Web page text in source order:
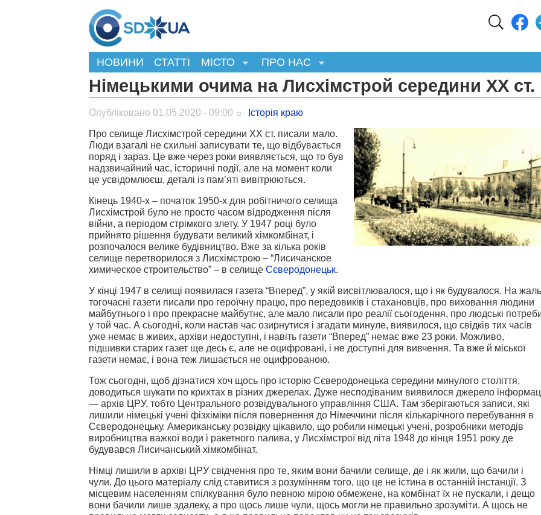
НОВИНИ СТАТТІ МІСТО ПРО НАС
Німецькими очима на Лисхімстрой середини ХХ ст.
Опубліковано 01.05.2020 - 09:00 Історія краю
Про селище Лисхімстрой середини ХХ ст. писали мало.
Люди взагалі не схильні записувати те, що відбувається
поряд і зараз. Це вже через роки виявляється, що то був
надзвичайний час, історичні події, але на момент коли
це усвідомлюєш, деталі із пам’яті вивітрюються.
Кінець 1940-х – початок 1950-х для робітничого селища
Лисхімстрой було не просто часом відродження після
війни, а періодом стрімкого злету. У 1947 році було
прийнято рішення будувати великий хімкомбінат, і
розпочалося велике будівництво. Вже за кілька років
селище перетворилося з Лисхімстрою – “Лисичанское
химическое строительство” – в селище Сєверодонецьк.
У кінці 1947 в селищі появилася газета “Вперед”, у якій висвітлювалося, що і як будувалося. На
тогочасні газети писали про героїчну працю, про передовиків і стахановців, про виховання людини
майбутнього і про прекрасне майбутнє, але мало писали про реалії сьогодення, про людські
у той час. А сьогодні, коли настав час озирнутися і згадати минуле, виявилося, що свідків тих часів
уже немає в живих, архіви недоступні, і навіть газети “Вперед” немає вже 23 роки. Можливо,
підшивки старих газет ще десь є, але не оцифровані, і не доступні для вивчення. Та вже й міської
газети немає, і вона теж лишається не оцифрованою.
Тож сьогодні, щоб дізнатися хоч щось про історію Сєверодонецька середини минулого століття,
доводиться шукати по крихтах в різних джерелах. Дуже несподіваним виявилося джерело
— архів ЦРУ, тобто Центрального розвідувального управління США. Там зберігаються записи, які
лишили німецькі учені фізхіміки після повернення до Німеччини після кількарічного перебування в
Сєверодонецьку. Американську розвідку цікавило, що робили німецькі учені, розробники методів
виробництва важкої води і ракетного палива, у Лисхімстрої від літа 1948 до кінця 1951 року де
будувався Лисичанський хімкомбінат.
Німці лишили в архіві ЦРУ свідчення про те, яким вони бачили селище, де і як жили, що бачили і
чули. До цього матеріалу слід ставитися з розумінням того, що це не істина в останній інстанції. З
місцевим населенням спілкування було певною мірою обмежене, на комбінат їх не пускали, і дещо
вони бачили лише здалеку, а про щось лише чули, щось могли не правильно зрозуміти. А щось не